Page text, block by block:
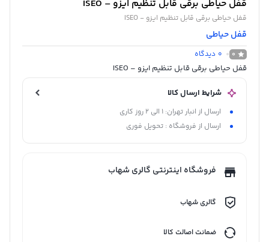
قفل حیاطی برقی قابل تنظیم ایزو – ISEO
قفل حیاطی برقی قابل تنظیم ایزو - ISEO
قفل حیاطی
0
0 دیدگاه
قفل حیاطی برقی قابل تنظیم ایزو – ISEO
شرایط ارسال کالا
ارسال از انبار تهران: 1 الی 2 روز کاری
ارسال از فروشگاه : تحویل فوری
فروشگاه اینترنتی گالری شهاب
گالری شهاب
ضمانت اصالت کالا